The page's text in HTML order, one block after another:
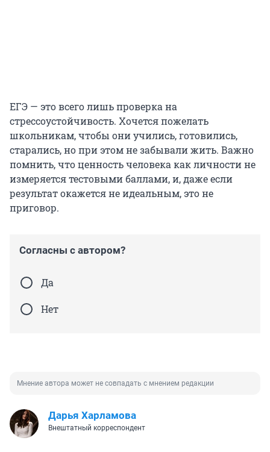
ЕГЭ — это всего лишь проверка на
стрессоустойчивость. Хочется пожелать
школьникам, чтобы они учились, готовились,
старались, но при этом не забывали жить. Важно
помнить, что ценность человека как личности не
измеряется тестовыми баллами, и, даже если
результат окажется не идеальным, это не
приговор.
Согласны с автором?
Да
Нет
Мнение автора может не совпадать с мнением редакции
Дарья Харламова
Внештатный корреспондент